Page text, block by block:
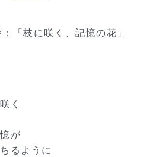
「枝に咲く、記憶の花」
く
が
るように